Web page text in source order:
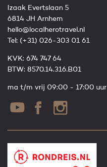
Izaak Evertslaan 5
6814 JH Arnhem
hello@localherotravel.nl
Tel: (+31) 026-303 01 61
KVK: 674 747 64
BTW: 8570.14.316.B01
ma t/m vrij 09:00 - 17:00 uur